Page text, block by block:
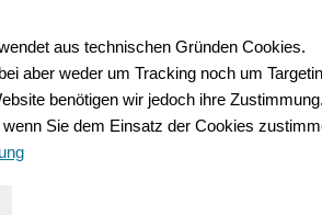
aus technischen Gründen Cookies.
aber weder um Tracking noch um
benötigen wir jedoch ihre Zustimmung.
Sie dem Einsatz der Cookies